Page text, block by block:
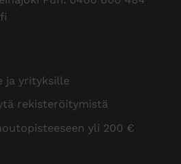
ja yrityksille
rekisteröitymistä
yli 200 €